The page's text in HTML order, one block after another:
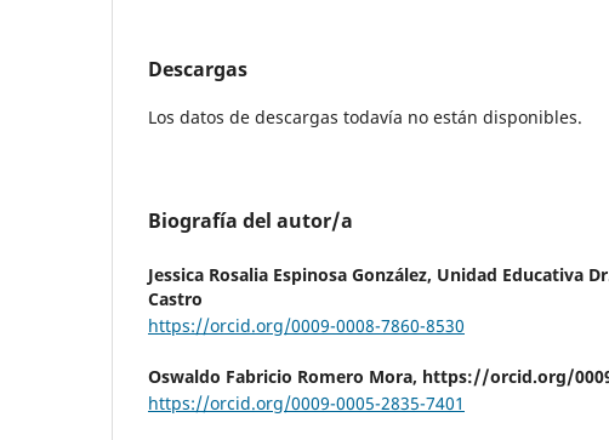
Descargas
Los datos de descargas todavía no están disponibles.
Biografía del autor/a
Jessica Rosalia Espinosa González, Unidad Educativa
Castro
https://orcid.org/0009-0008-7860-8530
Oswaldo Fabricio Romero Mora, https://orcid.org/
https://orcid.org/0009-0005-2835-7401